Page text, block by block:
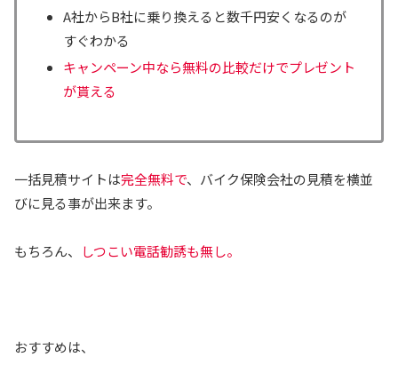
A社からB社に乗り換えると数千円安くなるのが
すぐわかる
キャンペーン中なら無料の比較だけでプレゼント
が貰える
一括見積サイトは完全無料で、バイク保険会社の見積を横並
びに見る事が出来ます。
もちろん、 しつこい電話勧誘も無し。
おすすめは、